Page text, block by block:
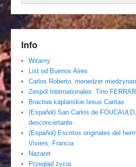
Info
Witamy
List od Buenos Aires
Carlos Roberto, menedzer
Zespól Internationales. Tino
Bractwa kaplanskie Iesus Caritas
(Español) San Carlos de
desconcertante
(Español) Escritos originales del
Viviers, Francia
Nazaret
Przegląd życia